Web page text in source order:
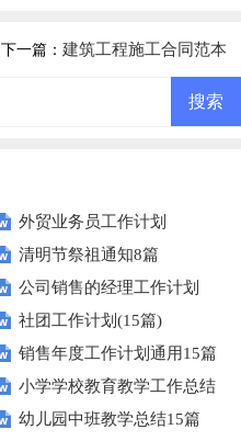
下一篇： 建筑工程施工合同范本
外贸业务员工作计划
清明节祭祖通知8篇
公司销售的经理工作计划
社团工作计划(15篇)
销售年度工作计划通用15篇
小学学校教育教学工作总结
幼儿园中班教学总结15篇